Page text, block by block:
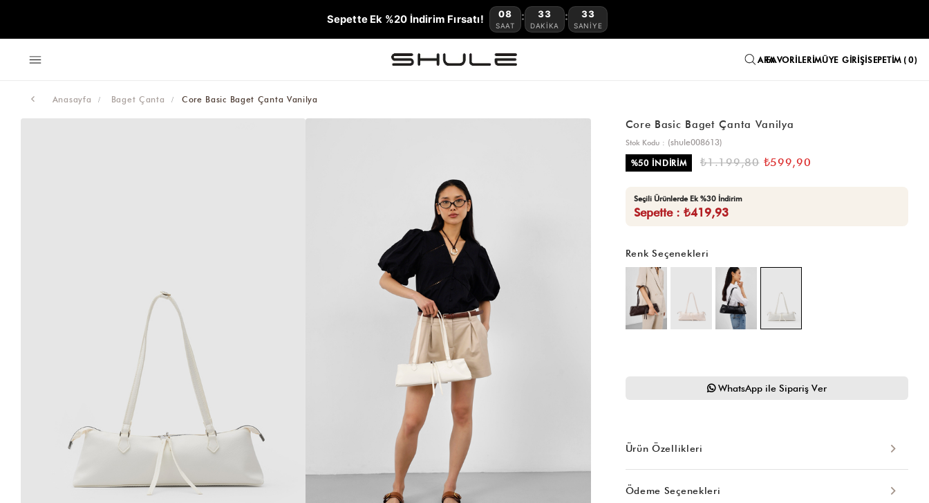
Sepette Ek %20 İndirim Fırsatı! 08
SAAT
: 33
DAKIKA
: 32
SANIYE
FAVORILERIMÜYE GIRIŞISEPETIM 0
Anasayfa Baget Çanta Core Basic Baget Çanta Vanilya
Core Basic Baget Çanta Vanilya
Stok Kodu
(shule008613)
%50İNDIRIM ₺1.199,80 ₺599,90
Seçili Ürünlerde Ek %30 İndirim
Sepette : ₺419,93
Renk Seçenekleri
WhatsApp ile Sipariş Ver
Ürün Özellikleri
Ödeme Seçenekleri